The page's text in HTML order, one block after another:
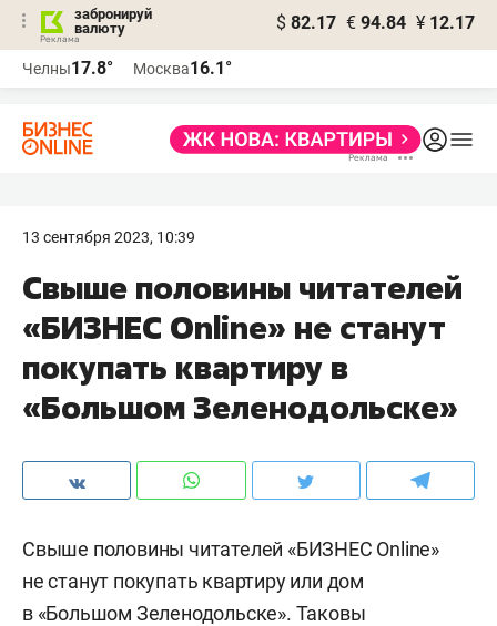
забронируй
валюту
$ 82.17 € 94.84 ¥ 12.17
Челны17.8° Москва16.1°
13 сентября 2023, 10:39
Свыше половины читателей
«БИЗНЕС Online» не станут
покупать квартиру в
«Большом Зеленодольске»
Свыше половины читателей «БИЗНЕС Online»
не станут покупать квартиру или дом
в «Большом Зеленодольске». Таковы